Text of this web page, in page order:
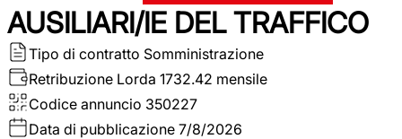
AUSILIARI/IE DEL TRAFFICO
Tipo di contratto Somministrazione
Retribuzione Lorda 1732.42 mensile
Codice annuncio 350227
Data di pubblicazione 7/8/2026